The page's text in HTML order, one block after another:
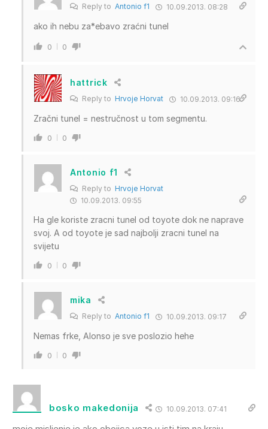
Reply to Antonio f1 10.09.2013. 08:28
ako ih nebu za*ebavo zraćni tunel
0 0
hattrick
Reply to Hrvoje Horvat 10.09.2013. 09:16
Zračni tunel = nestručnost u tom segmentu.
0 0
Antonio f1
Reply to Hrvoje Horvat
10.09.2013. 09:55
Ha gle koriste zracni tunel od toyote dok ne naprave
svoj. A od toyote je sad najbolji zracni tunel na
svijetu
0 0
mika
Reply to Antonio f1 10.09.2013. 09:17
Nemas frke, Alonso je sve poslozio hehe
0 0
bosko makedonija 10.09.2013. 07:41